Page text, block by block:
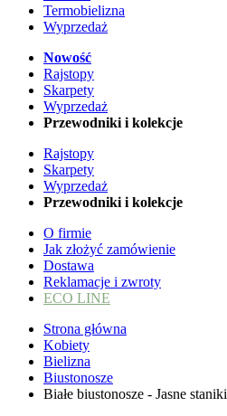
Termobielizna
Wyprzedaż
Nowość
Rajstopy
Skarpety
Wyprzedaż
Przewodniki i kolekcje
Rajstopy
Skarpety
Wyprzedaż
Przewodniki i kolekcje
O firmie
Jak złożyć zamówienie
Dostawa
Reklamacje i zwroty
ECO LINE
Strona główna
Kobiety
Bielizna
Biustonosze
Białe biustonosze - Jasne staniki